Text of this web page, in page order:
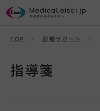
TOP 診療サポート
指導箋